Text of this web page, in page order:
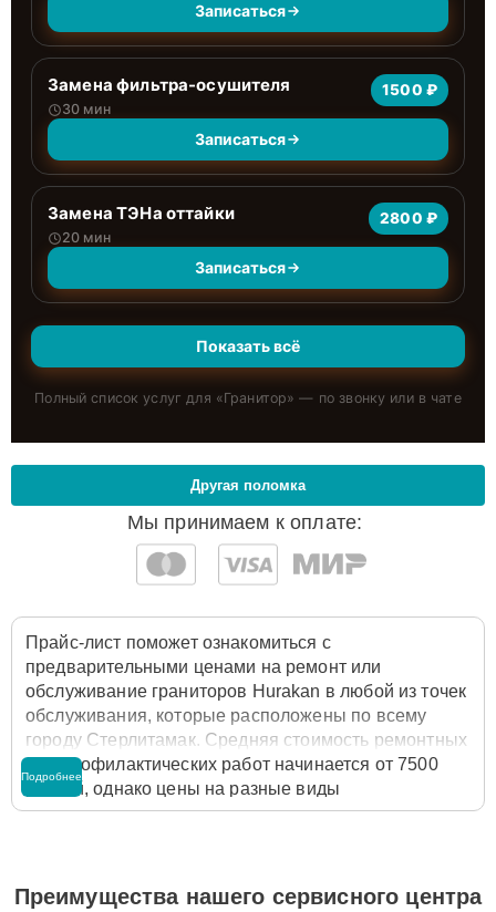
Записаться
Замена фильтра-осушителя
30 мин
1500 ₽
Записаться
Замена ТЭНа оттайки
20 мин
2800 ₽
Записаться
Показать всё
Полный список услуг для «Гранитор» — по звонку или в чате
Мы принимаем к оплате:
Другая поломка
Прайс-лист поможет ознакомиться с
предварительными ценами на ремонт или
обслуживание граниторов Hurakan в любой из точек
обслуживания, которые расположены по всему
городу Стерлитамак. Средняя стоимость ремонтных
или профилактических работ начинается от 7500
рублей, однако цены на разные виды
комплектующих могут различаться. Полную
службы заботы о клиентах. Для расчета итоговой
Подробнее
Преимущества нашего сервисного центра